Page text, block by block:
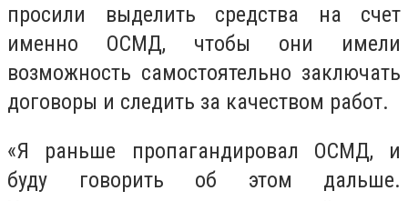
просили выделить средства на счет
именно ОСМД, чтобы они имели
возможность самостоятельно заключать
договоры и следить за качеством работ.
«Я раньше пропагандировал ОСМД, и
буду говорить об этом дальше.